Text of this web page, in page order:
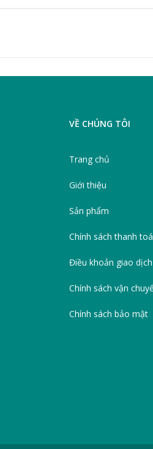
VỀ CHÚNG TÔI
Trang chủ
Giới thiệu
Sản phẩm
Chính sách thanh
Điều khoản giao
Chính sách vận
Chính sách bảo mật